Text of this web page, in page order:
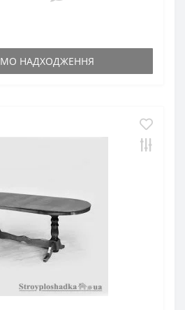
НАДХОДЖЕННЯ